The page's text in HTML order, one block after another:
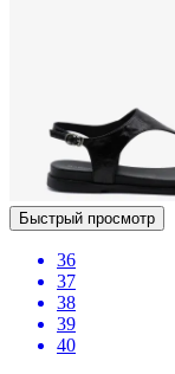
Быстрый просмотр
36
37
38
39
40